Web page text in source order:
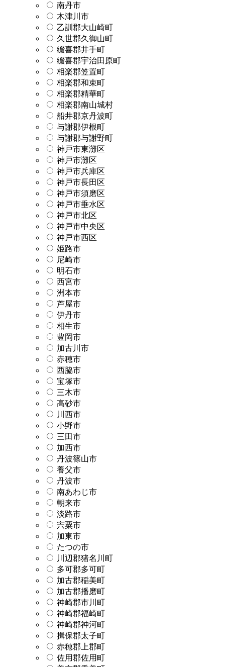
南丹市
木津川市
乙訓郡大山崎町
久世郡久御山町
綴喜郡井手町
綴喜郡宇治田原町
相楽郡笠置町
相楽郡和束町
相楽郡精華町
相楽郡南山城村
船井郡京丹波町
与謝郡伊根町
与謝郡与謝野町
神戸市東灘区
神戸市灘区
神戸市兵庫区
神戸市長田区
神戸市須磨区
神戸市垂水区
神戸市北区
神戸市中央区
神戸市西区
姫路市
尼崎市
明石市
西宮市
洲本市
芦屋市
伊丹市
相生市
豊岡市
加古川市
赤穂市
西脇市
宝塚市
三木市
高砂市
川西市
小野市
三田市
加西市
丹波篠山市
養父市
丹波市
南あわじ市
朝来市
淡路市
宍粟市
加東市
たつの市
川辺郡猪名川町
多可郡多可町
加古郡稲美町
加古郡播磨町
神崎郡市川町
神崎郡福崎町
神崎郡神河町
揖保郡太子町
赤穂郡上郡町
佐用郡佐用町